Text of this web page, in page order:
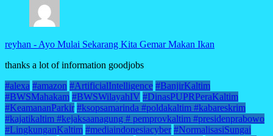
reyhan - Ayo Mulai Sekarang Kita Gemar Makan Ikan
thanks a lot of information goodjobs
#alexa #amazon #ArtificialIntelligence #BanjirKaltim
#BWSMahakam #BWSWilayahIV #DinasPUPRPeraKaltim
#KeamananParkir #ksopsamarinda #poldakaltim #kabareskrim
#kajatikaltim #kejaksaanagung # pemprovkaltim #presidenprabowo
#LingkunganKaltim #mediaindonesiacyber #NormalisasiSungai